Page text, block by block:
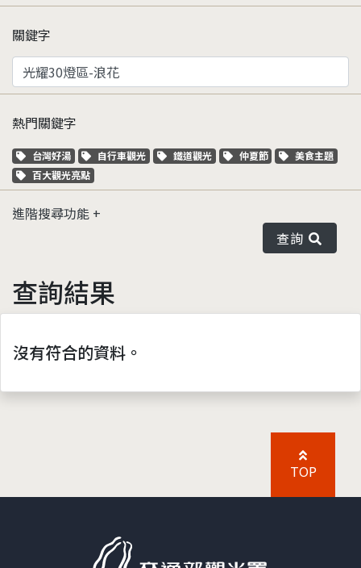
關鍵字
熱門關鍵字
關鍵字標籤
台灣好湯 關鍵字標籤
自行車觀光 關鍵字標籤
鐵道觀光 關鍵字標籤
仲夏節 關鍵字標籤
美食主題
關鍵字標籤
百大觀光亮點
進階搜尋功能
查詢
查詢結果
沒有符合的資料。
TOP